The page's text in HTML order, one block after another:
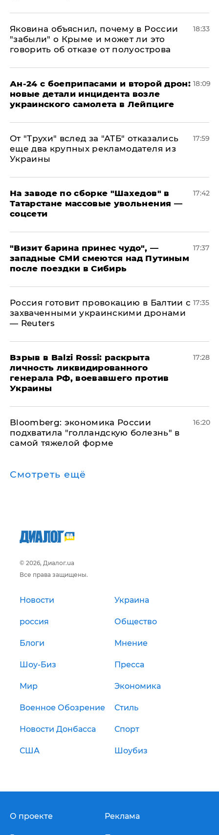
Яковина объяснил, почему в России
"забыли" о Крыме и может ли это
говорить об отказе от полуострова
18:33
Ан-24 с боеприпасами и второй дрон:
новые детали инцидента возле
украинского самолета в Лейпциге
18:09
От "Трухи" вслед за "АТБ" отказались
еще два крупных рекламодателя из
Украины
17:59
На заводе по сборке "Шахедов" в
Татарстане массовые увольнения —
соцсети
17:42
"Визит барина принес чудо", —
западные СМИ смеются над Путиным
после поездки в Сибирь
17:37
​Россия готовит провокацию в Балтии с
захваченными украинскими дронами
— Reuters
17:35
​Взрыв в Balzi Rossi: раскрыта
личность ликвидированного
генерала РФ, воевавшего против
Украины
17:28
Bloomberg: экономика России
подхватила "голландскую болезнь" в
самой тяжелой форме
16:20
Смотреть ещё
© 2026, Диалог.ua
Все права защищены.
Новости Украина
россия Общество
Блоги Мнение
Шоу-Биз Пресса
Мир Экономика
Военное Обозрение Стиль
Новости Донбасса Спорт
США Шоубиз
О проекте Реклама